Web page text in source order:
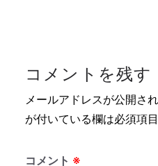
コメントを残す
メールアドレスが公開さ
が付いている欄は必須項
コメント ※